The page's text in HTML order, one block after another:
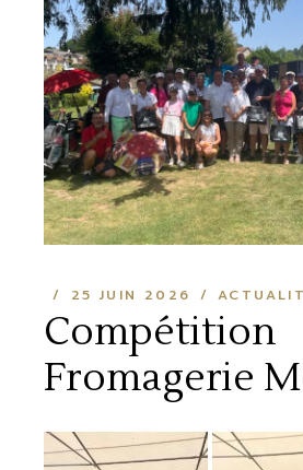
25 JUIN 2026
Compétition
Fromagerie